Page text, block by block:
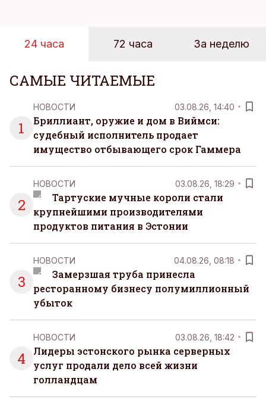
24 часа 72 часа За неделю
САМЫЕ ЧИТАЕМЫЕ
1
НОВОСТИ 03.08.26, 14:40
Бриллиант, оружие и дом в Виймси:
судебный исполнитель продает
имущество отбывающего срок Гаммера
2
НОВОСТИ 03.08.26, 18:29
Тартуские мучные короли стали
крупнейшими производителями
продуктов питания в Эстонии
3
НОВОСТИ 04.08.26, 08:18
Замерзшая труба принесла
ресторанному бизнесу полумиллионный
убыток
4
НОВОСТИ 03.08.26, 18:42
Лидеры эстонского рынка серверных
услуг продали дело всей жизни
голландцам